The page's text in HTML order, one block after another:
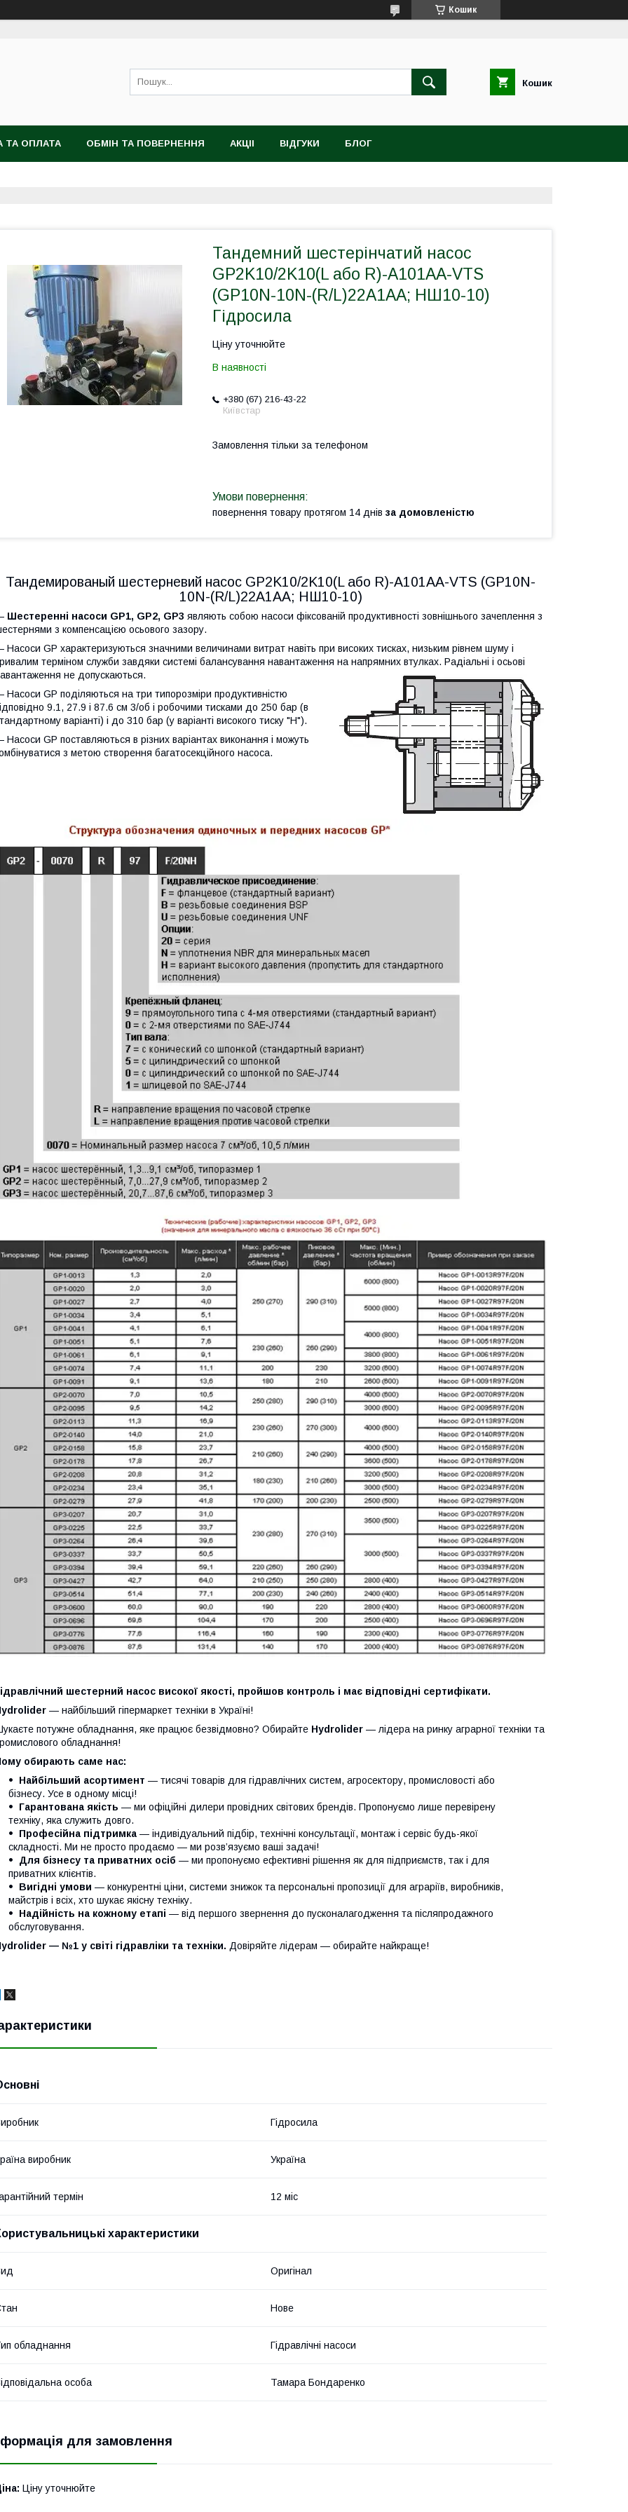
Кошик
Кошик
ТА ОПЛАТА ОБМІН ТА ПОВЕРНЕННЯ АКЦІІ ВІДГУКИ БЛОГ
Тандемний шестерінчатий насос
GP2K10/2K10(L або R)-A101AA-VTS
(GP10N-10N-(R/L)22A1AA; НШ10-10)
Гідросила
Ціну уточнюйте
В наявності
+380 (67) 216-43-22
Київстар
Замовлення тільки за телефоном
повернення товару протягом 14 днів за домовленістю
Тандемированый шестерневий насос GP2K10/2K10(L або R)-A101AA-VTS (GP10N-
10N-(R/L)22A1AA; НШ10-10)
Шестеренні насоси GP1, GP2, GP3 являють собою насоси фіксованій продуктивності зовнішнього зачеплення з
з компенсацією осьового зазору.
Насоси GP характеризуються значними величинами витрат навіть при високих тисках, низьким рівнем шуму і
терміном служби завдяки системі балансування навантаження на напрямних втулках. Радіальні і осьові
не допускаються.
Насоси GP поділяються на три типорозміри продуктивністю
9.1, 27.9 і 87.6 см 3/об і робочими тисками до 250 бар (в
варіанті) і до 310 бар (у варіанті високого тиску "Н").
Насоси GP поставляються в різних варіантах виконання і можуть
з метою створення багатосекційного насоса.
шестерний насос високої якості, пройшов контроль і має відповідні сертифікати.
— найбільший гіпермаркет техніки в Україні!
потужне обладнання, яке працює безвідмовно? Обирайте Hydrolider — лідера на ринку аграрної техніки та
обладнання!
обирають саме нас:
Найбільший асортимент — тисячі товарів для гідравлічних систем, агросектору, промисловості або
бізнесу. Усе в одному місці!
Гарантована якість — ми офіційні дилери провідних світових брендів. Пропонуємо лише перевірену
техніку, яка служить довго.
Професійна підтримка — індивідуальний підбір, технічні консультації, монтаж і сервіс будь-якої
складності. Ми не просто продаємо — ми розв’язуємо ваші задачі!
Для бізнесу та приватних осіб — ми пропонуємо ефективні рішення як для підприємств, так і для
приватних клієнтів.
Вигідні умови — конкурентні ціни, системи знижок та персональні пропозиції для аграріїв, виробників,
майстрів і всіх, хто шукає якісну техніку.
Надійність на кожному етапі — від першого звернення до пусконалагодження та післяпродажного
обслуговування.
— №1 у світі гідравліки та техніки. Довіряйте лідерам — обирайте найкраще!
Гідросила
виробник Україна
термін 12 міс
характеристики
Оригінал
Нове
обладнання Гідравлічні насоси
особа Тамара Бондаренко
для замовлення
Ціну уточнюйте